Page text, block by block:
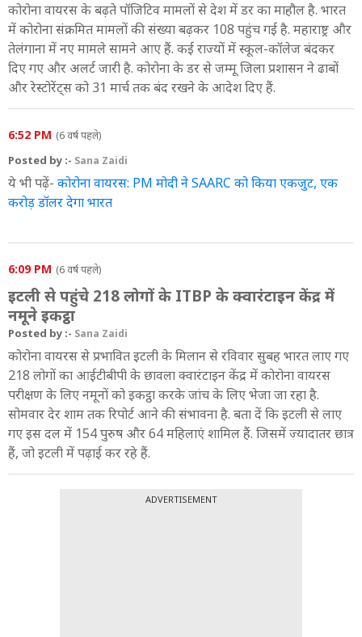
कोरोना वायरस के बढ़ते पॉजिटिव मामलों से देश में डर का माहौल है. भारत
में कोरोना संक्रमित मामलों की संख्या बढ़कर 108 पहुंच गई है. महाराष्ट्र और
तेलंगाना में नए मामले सामने आए हैं. कई राज्यों में स्कूल-कॉलेज बंदकर
दिए गए और अलर्ट जारी है. कोरोना के डर से जम्मू जिला प्रशासन ने ढाबों
और रेस्टोरेंट्स को 31 मार्च तक बंद रखने के आदेश दिए हैं.
6:52 PM (6 वर्ष पहले)
Posted by :- Sana Zaidi
ये भी पढ़ें- कोरोना वायरस: PM मोदी ने SAARC को किया एकजुट, एक
करोड़ डॉलर देगा भारत
6:09 PM (6 वर्ष पहले)
इटली से पहुंचे 218 लोगों के ITBP के क्वारंटाइन केंद्र में
नमूने इकट्ठा
Posted by :- Sana Zaidi
कोरोना वायरस से प्रभावित इटली के मिलान से रविवार सुबह भारत लाए गए
218 लोगों का आईटीबीपी के छावला क्वारंटाइन केंद्र में कोरोना वायरस
परीक्षण के लिए नमूनों को इकट्ठा करके जांच के लिए भेजा जा रहा है.
सोमवार देर शाम तक रिपोर्ट आने की संभावना है. बता दें कि इटली से लाए
गए इस दल में 154 पुरुष और 64 महिलाएं शामिल हैं. जिसमें ज्यादातर छात्र
हैं, जो इटली में पढ़ाई कर रहे हैं.
ADVERTISEMENT